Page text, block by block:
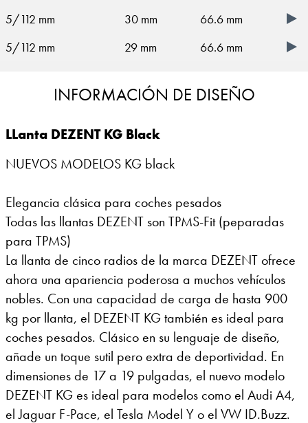
5/112 mm
30 mm
66.6 mm
5/112 mm
29 mm 66.6 mm
INFORMACIÓN DE DISEÑO
LLanta DEZENT KG Black
NUEVOS MODELOS KG black
Elegancia clásica para coches pesados
Todas las llantas DEZENT son TPMS-Fit (peparadas
para TPMS)
La llanta de cinco radios de la marca DEZENT ofrece
ahora una apariencia poderosa a muchos vehículos
nobles. Con una capacidad de carga de hasta 900
kg por llanta, el DEZENT KG también es ideal para
coches pesados. Clásico en su lenguaje de diseño,
añade un toque sutil pero extra de deportividad. En
dimensiones de 17 a 19 pulgadas, el nuevo modelo
DEZENT KG es ideal para modelos como el Audi A4,
el Jaguar F-Pace, el Tesla Model Y o el VW ID.Buzz.